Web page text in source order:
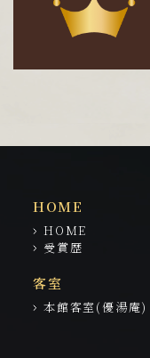
HOME
HOME
受賞歴
客室
本館客室(優湯庵)